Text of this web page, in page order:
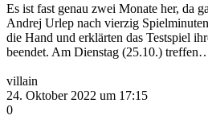
Es ist fast genau zwei Monate her, da
Andrej Urlep nach vierzig
die Hand und erklärten das Testspiel
beendet. Am Dienstag (25.10.)
villain
24. Oktober 2022 um 17:15
0